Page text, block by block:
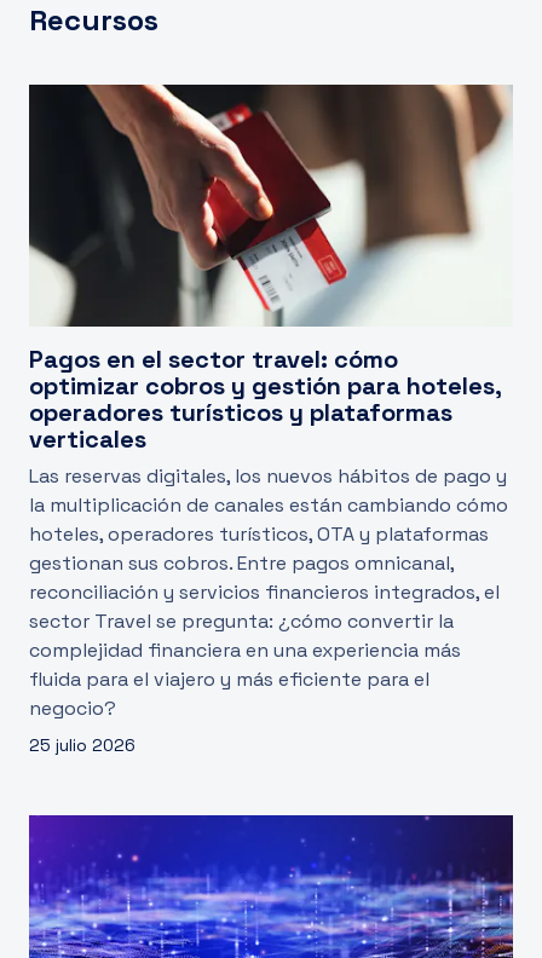
Recursos
Pagos en el sector travel: cómo
optimizar cobros y gestión para hoteles,
operadores turísticos y plataformas
verticales
Las reservas digitales, los nuevos hábitos de pago y
la multiplicación de canales están cambiando cómo
hoteles, operadores turísticos, OTA y plataformas
gestionan sus cobros. Entre pagos omnicanal,
reconciliación y servicios financieros integrados, el
sector Travel se pregunta: ¿cómo convertir la
complejidad financiera en una experiencia más
fluida para el viajero y más eficiente para el
negocio?
25 julio 2026